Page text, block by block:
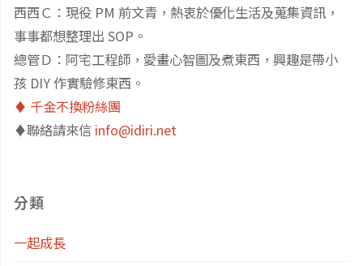
西西Ｃ：現役 PM 前文青，熱衷於優化生活及蒐集資訊，
事事都想整理出 SOP。
總管Ｄ：阿宅工程師，愛畫心智圖及煮東西，興趣是帶小
孩 DIY 作實驗修東西。
♦️ 千金不換粉絲團
♦️聯絡請來信 info@idiri.net
分類
一起成長